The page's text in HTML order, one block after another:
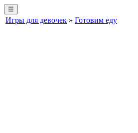
☰
Игры для девочек » Готовим еду